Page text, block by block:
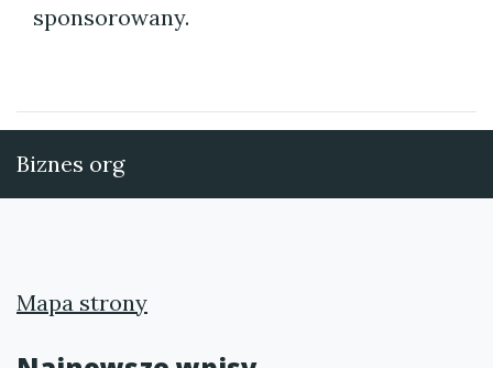
sponsorowany.
Biznes org
Mapa strony